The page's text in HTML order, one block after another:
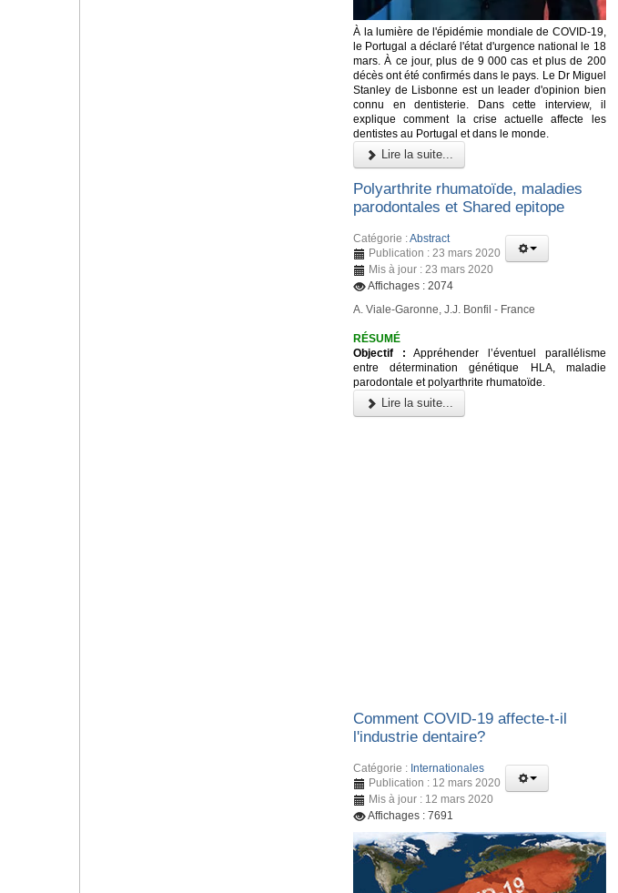
À la lumière de l'épidémie mondiale de COVID-19,
le Portugal a déclaré l'état d'urgence national le 18
mars. À ce jour, plus de 9 000 cas et plus de 200
décès ont été confirmés dans le pays. Le Dr Miguel
Stanley de Lisbonne est un leader d'opinion bien
connu en dentisterie. Dans cette interview, il
explique comment la crise actuelle affecte les
dentistes au Portugal et dans le monde.
Lire la suite...
Polyarthrite rhumatoïde, maladies
parodontales et Shared epitope
Catégorie :Abstract
Publication : 23 mars 2020
Mis à jour : 23 mars 2020
Affichages : 2074
A. Viale-Garonne, J.J. Bonfil - France
RÉSUMÉ
Objectif : Appréhender l’éventuel parallélisme
entre détermination génétique HLA, maladie
parodontale et polyarthrite rhumatoïde.
Lire la suite...
Comment COVID-19 affecte-t-il
l'industrie dentaire?
Catégorie : Internationales
Publication : 12 mars 2020
Mis à jour : 12 mars 2020
Affichages : 7691